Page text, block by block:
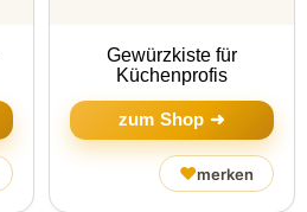
Gewürzkiste für
Küchenprofis
zum Shop ➜
♥merken